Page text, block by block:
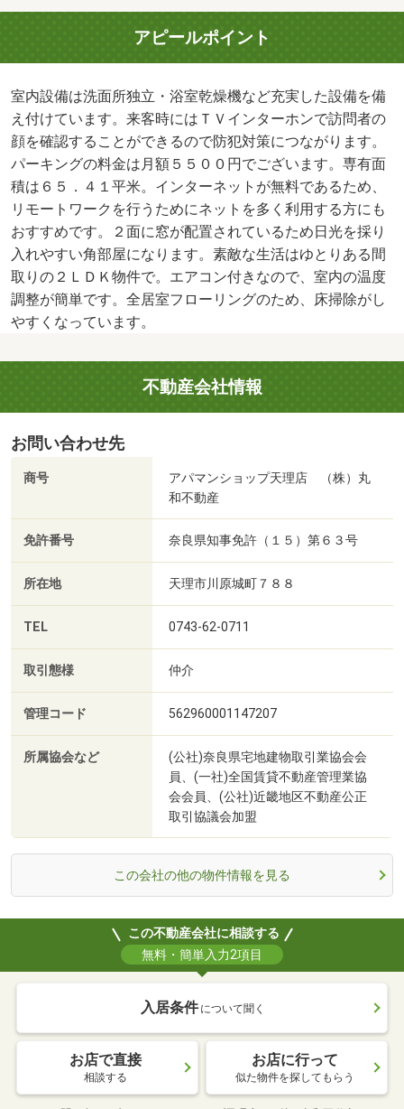
アピールポイント
室内設備は洗面所独立・浴室乾燥機など充実した設備を備
え付けています。来客時にはＴＶインターホンで訪問者の
顔を確認することができるので防犯対策につながります。
パーキングの料金は月額５５００円でございます。専有面
積は６５．４１平米。インターネットが無料であるため、
リモートワークを行うためにネットを多く利用する方にも
おすすめです。２面に窓が配置されているため日光を採り
入れやすい角部屋になります。素敵な生活はゆとりある間
取りの２ＬＤＫ物件で。エアコン付きなので、室内の温度
調整が簡単です。全居室フローリングのため、床掃除がし
やすくなっています。
不動産会社情報
お問い合わせ先
商号
アパマンショップ天理店 （株）丸
和不動産
免許番号 奈良県知事免許（１５）第６３号
所在地 天理市川原城町７８８
TEL 0743-62-0711
取引態様 仲介
管理コード 562960001147207
所属協会など
(公社)奈良県宅地建物取引業協会会
員、(一社)全国賃貸不動産管理業協
会会員、(公社)近畿地区不動産公正
取引協議会加盟
この会社の他の物件情報を見る
この不動産会社に相談する
無料・簡単入力2項目
入居条件 について聞く
お店で直接
相談する
お店に行って
似た物件を探してもらう